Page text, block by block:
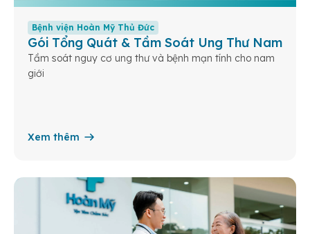
Bệnh viện Hoàn Mỹ Thủ Đức
Gói Tổng Quát & Tầm Soát Ung Thư Nam
Tầm soát nguy cơ ung thư và bệnh mạn tính cho nam
giới
Xem thêm